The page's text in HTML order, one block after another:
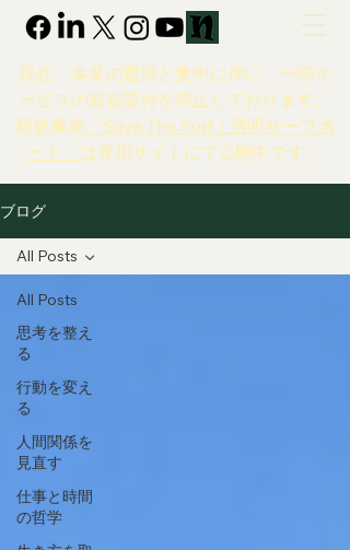
現在、事業の選択と集中に伴い、一部サ
ービスの新規受付を停止しております。
新規事業 「Save The Surf｜透明サーフボ
ード」 は専用サイトにて公開中です。
ブログ
All Posts
思考を整え
る
行動を変え
る
人間関係を
見直す
仕事と時間
の哲学
All Posts